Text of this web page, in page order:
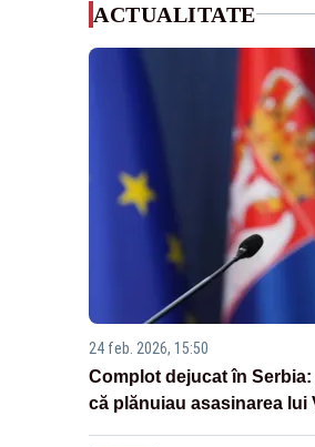
ACTUALITATE
24 feb. 2026, 15:50
Complot dejucat în
că plănuiau asasinarea lui